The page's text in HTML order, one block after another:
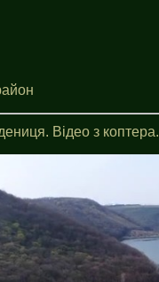
Відео з коптера.